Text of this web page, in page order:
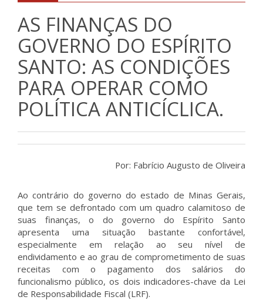
AS FINANÇAS DO
GOVERNO DO ESPÍRITO
SANTO: AS CONDIÇÕES
PARA OPERAR COMO
POLÍTICA ANTICÍCLICA.
Por: Fabrício Augusto de Oliveira
Ao contrário do governo do estado de Minas Gerais,
que tem se defrontado com um quadro calamitoso de
suas finanças, o do governo do Espírito Santo
apresenta uma situação bastante confortável,
especialmente em relação ao seu nível de
endividamento e ao grau de comprometimento de suas
receitas com o pagamento dos salários do
funcionalismo público, os dois indicadores-chave da Lei
de Responsabilidade Fiscal (LRF).